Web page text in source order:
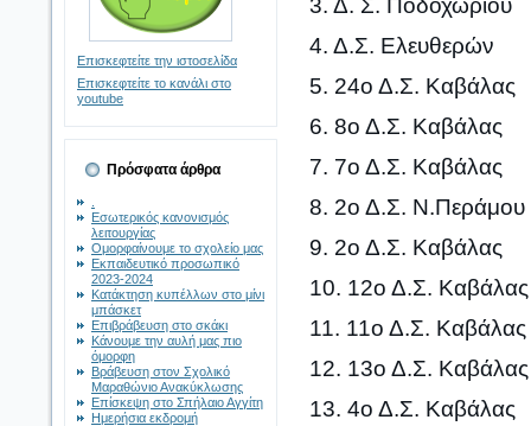
Επισκεφτείτε την ιστοσελίδα
Επισκεφτείτε το κανάλι στο
youtube
Πρόσφατα άρθρα
Εσωτερικός κανονισμός
λειτουργίας
Ομορφαίνουμε το σχολείο μας
Εκπαιδευτικό προσωπικό
2023-2024
Κατάκτηση κυπέλλων στο μίνι
μπάσκετ
Επιβράβευση στο σκάκι
Κάνουμε την αυλή μας πιο
όμορφη
Βράβευση στον Σχολικό
Μαραθώνιο Ανακύκλωσης
Επίσκεψη στο Σπήλαιο Αγγίτη
Ημερήσια εκδρομή
3. Δ. Σ. Ποδοχωρίου
4. Δ.Σ. Ελευθερών
5. 24ο Δ.Σ. Καβάλας
6. 8ο Δ.Σ. Καβάλας
7. 7ο Δ.Σ. Καβάλας
8. 2ο Δ.Σ. Ν.Περάμου
9. 2ο Δ.Σ. Καβάλας
10. 12ο Δ.Σ. Καβάλας
11. 11ο Δ.Σ. Καβάλας
12. 13ο Δ.Σ. Καβάλας
13. 4ο Δ.Σ. Καβάλας